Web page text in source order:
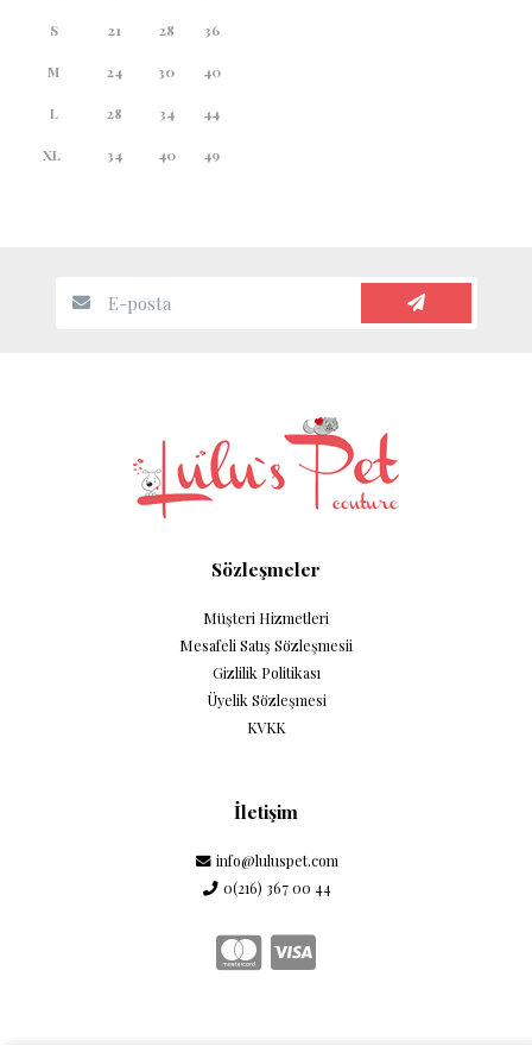
S 21 28 36
M 24 30 40
L 28 34 44
XL 34 40 49
Sözleşmeler
Müşteri Hizmetleri
Mesafeli Satış Sözleşmesii
Gizlilik Politikası
Üyelik Sözleşmesi
KVKK
İletişim
info@luluspet.com
0(216) 367 00 44